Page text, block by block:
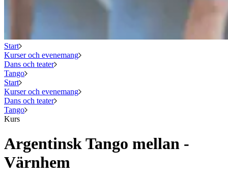
Start
Kurser och evenemang
Dans och teater
Tango
Start
Kurser och evenemang
Dans och teater
Tango
Kurs
Argentinsk Tango mellan -
Värnhem